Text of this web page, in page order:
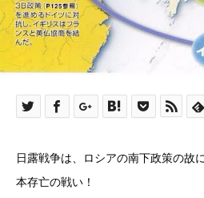
日露戦争は、ロシアの南下政策の故
本存亡の戦い！